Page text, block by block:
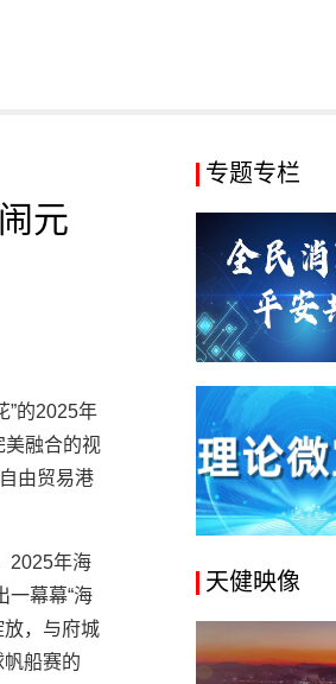
元
”的2025年
美融合的视
由贸易港
2025年海
一幕幕“海
放，与府城
帆船赛的